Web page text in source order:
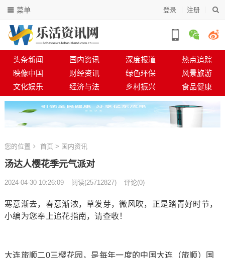
登录 注册
菜单
头条新闻 国内资讯 深度报道
热点追踪
映像中国
财经资讯 绿色环保
风景旅游
文化娱乐
经济与法 乡村振兴 食品健康
您的位置 首页 > 国内资讯
汤达人樱花季元气派对
2024-04-30 10:26:09 阅读(25712827) 评论(0)
寒意渐去，春意渐浓，草发芽，微风吹，正是踏青好时节，
小编为您奉上追花指南，请查收！
大连旅顺二0三樱花园，是每年一度的中国大连（旅顺）国